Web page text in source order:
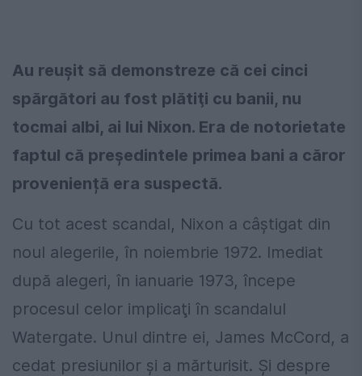
Au reușit să demonstreze că cei cinci
spărgători au fost plătiţi cu banii, nu
tocmai albi, ai lui Nixon. Era de notorietate
faptul că președintele primea bani a căror
proveniență era suspectă.
Cu tot acest scandal, Nixon a câștigat din
noul alegerile, în noiembrie 1972. Imediat
după alegeri, în ianuarie 1973, începe
procesul celor implicaţi în scandalul
Watergate. Unul dintre ei, James McCord, a
cedat presiunilor și a mărturisit. Și despre